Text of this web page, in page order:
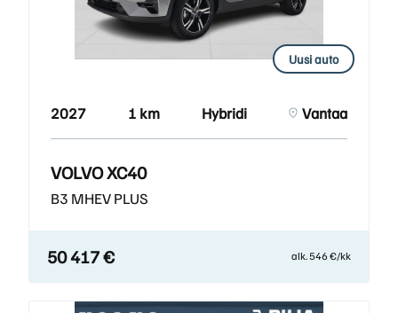
Uusi auto
2027 1 km Hybridi Vantaa
VOLVO XC40
B3 MHEV PLUS
50 417 € alk. 546 €/kk